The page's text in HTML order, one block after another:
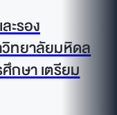
ะรอง
ทยาลัยมหิดล
กษา เตรียม